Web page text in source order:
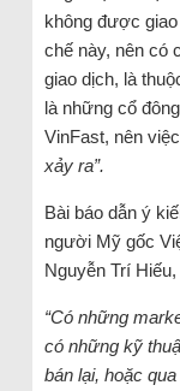
không được
chế này, nên có
giao dịch, là
là những cổ
VinFast, nên
xảy ra”.
Bài báo dẫn ý
người Mỹ gốc
Nguyễn Trí
“Có những
có những kỹ
bán lại, hoặc